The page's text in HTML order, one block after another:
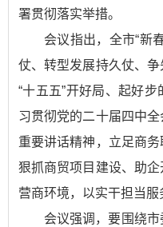
署贯彻落实举措。
会议指出，全市“新
仗、转型发展持久仗、
“十五五”开好局、起好
习贯彻党的二十届四中
重要讲话精神，立足商务
狠抓商贸项目建设、助
营商环境，以实干担当服
会议强调，要围绕